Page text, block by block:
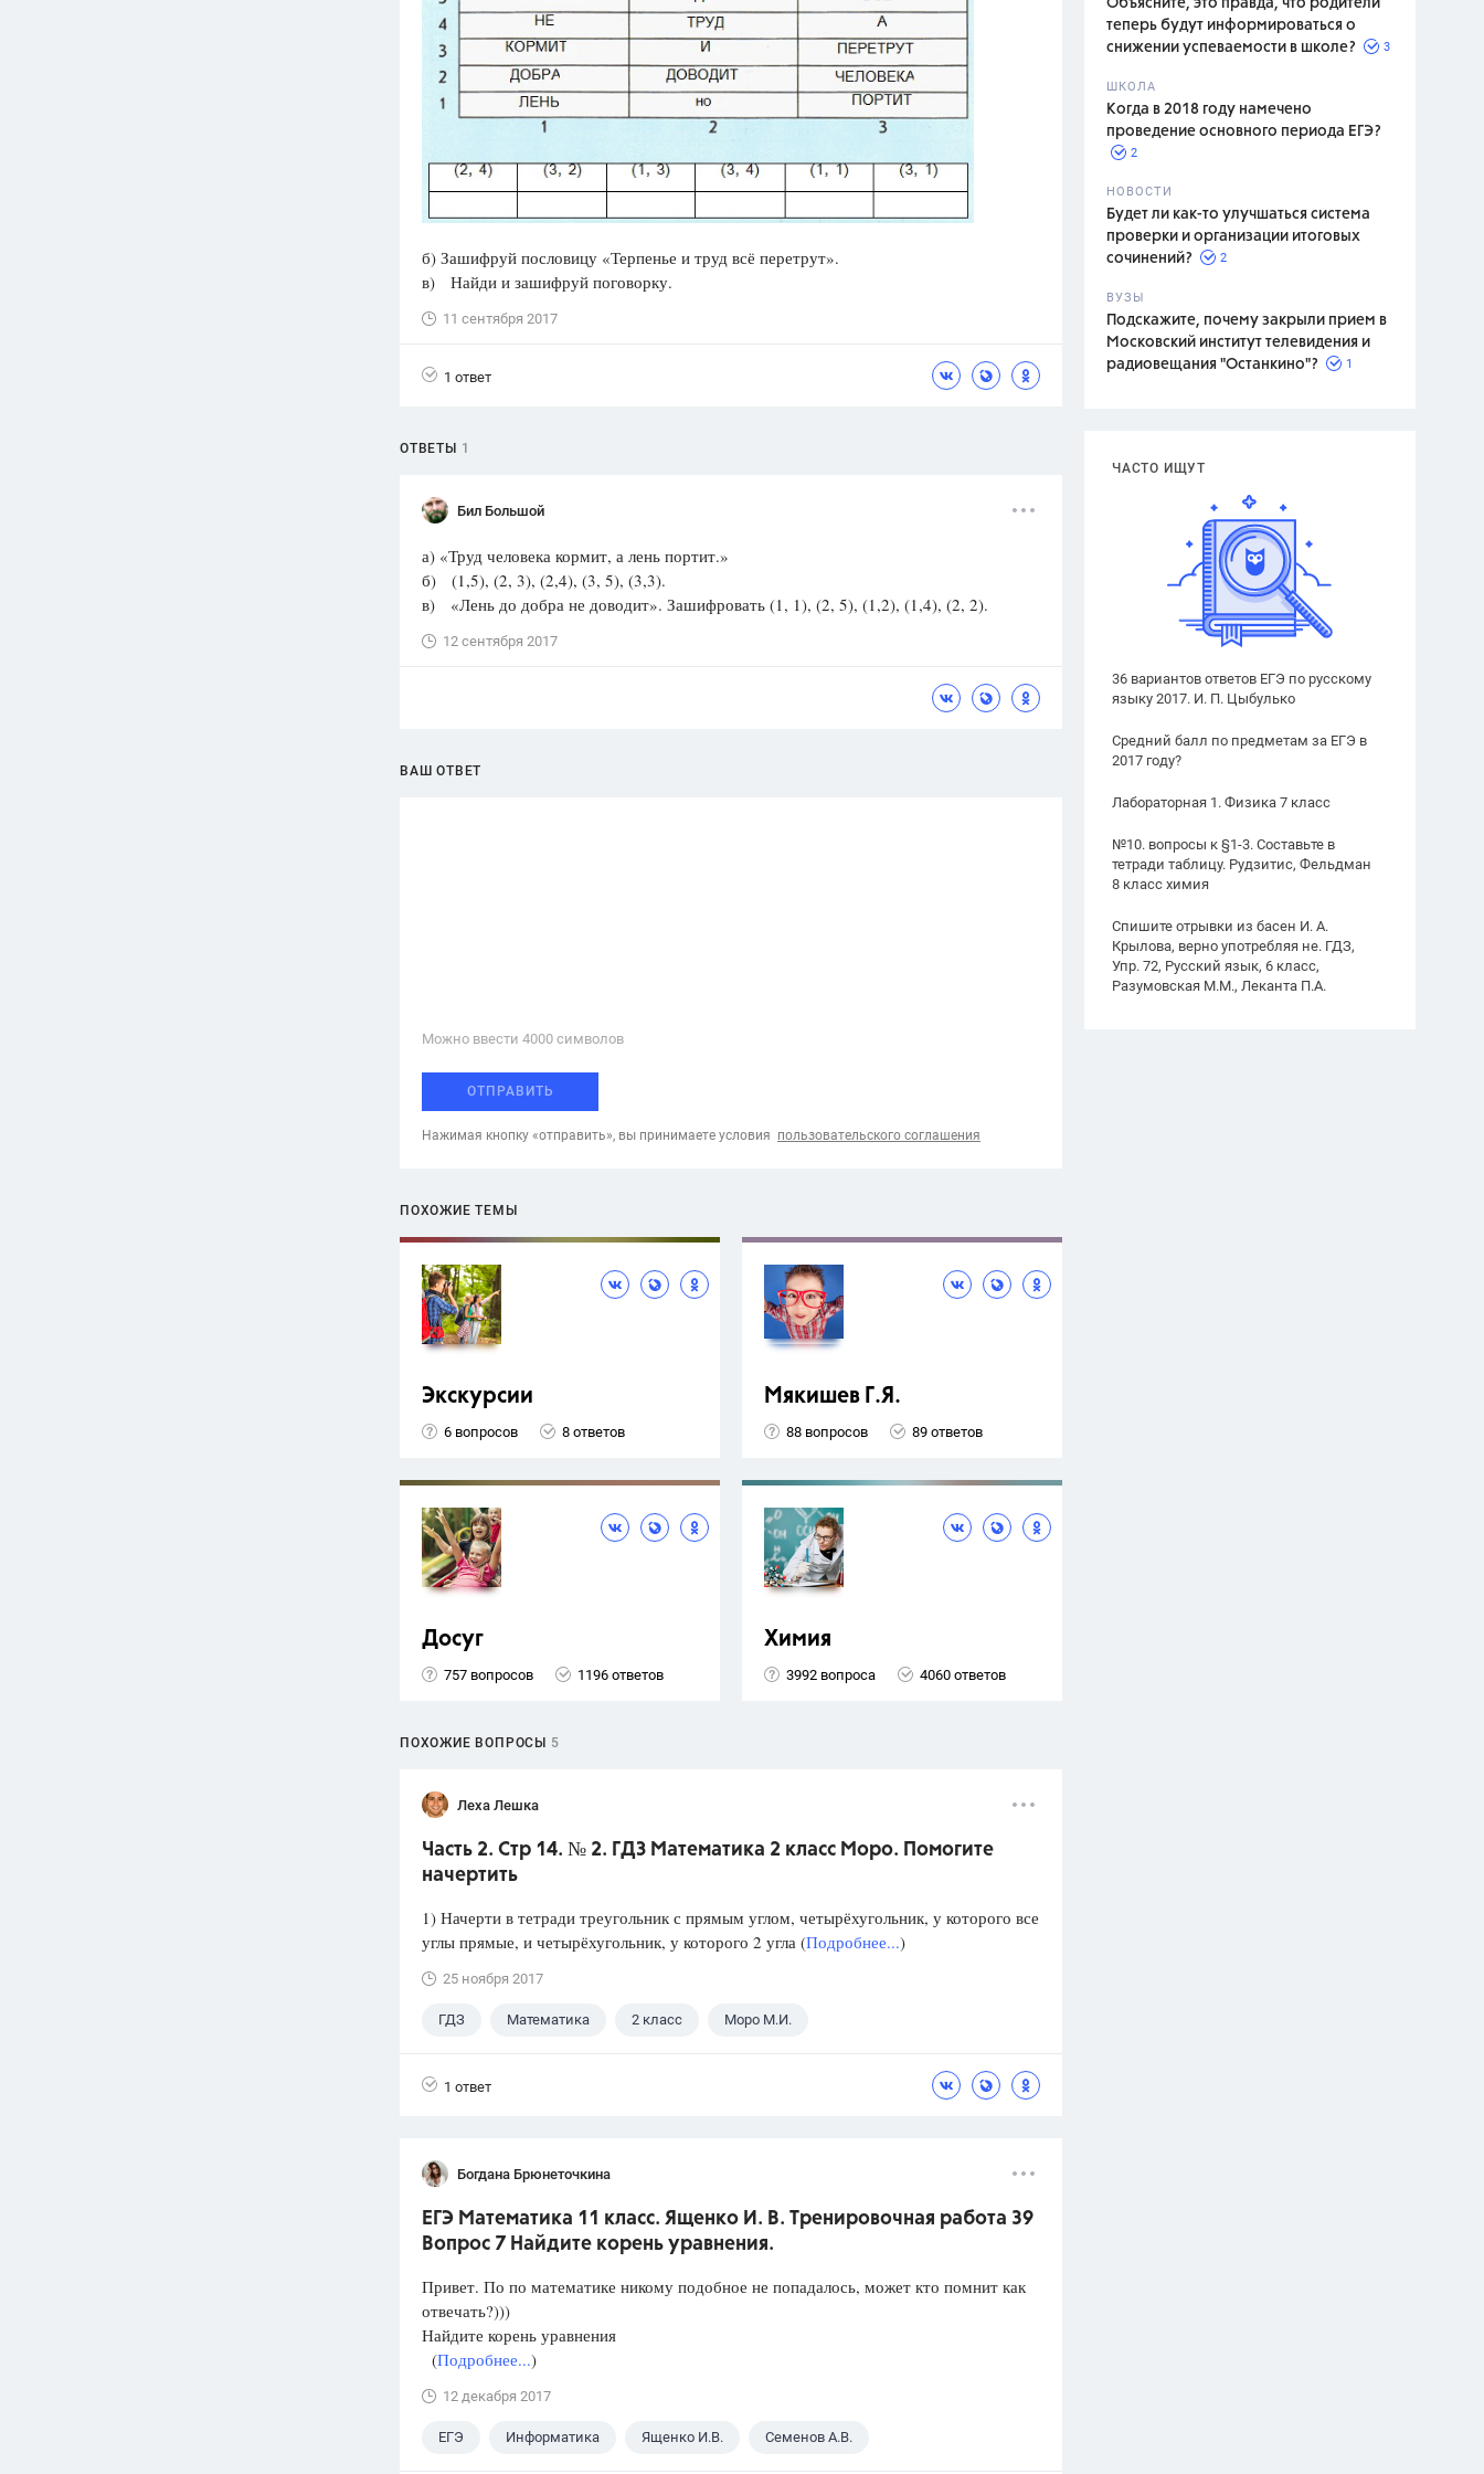
ответа
Олимпиады
Spotlight
ответ
ГИА
Психология
Отношения,
Любовь,Красота,
Объясните, это правда, что родители
теперь будут информироваться о
снижении успеваемости в школе?
3
ШКОЛА
Когда в 2018 году намечено
проведение основного периода ЕГЭ?
2
НОВОСТИ
Будет ли как-то улучшаться система
проверки и организации итоговых
сочинений?
2
ВУЗЫ
Подскажите, почему закрыли прием в
Московский институт телевидения и
радиовещания "Останкино"?
1
ЧАСТО ИЩУТ
36 вариантов ответов ЕГЭ по русскому
языку 2017. И. П. Цыбулько
Средний балл по предметам за ЕГЭ в
2017 году?
Лабораторная 1. Физика 7 класс
№10. вопросы к §1-3. Составьте в
тетради таблицу. Рудзитис, Фельдман
8 класс химия
Спишите отрывки из басен И. А.
Крылова, верно употребляя не. ГДЗ,
Упр. 72, Русский язык, 6 класс,
Разумовская М.М., Леканта П.А.
б) Зашифруй пословицу «Терпенье и труд всё перетрут».
в) Найди и зашифруй поговорку.
11 сентября 2017
1 ответ
ОТВЕТЫ 1
Бил Большой
а) «Труд человека кормит, а лень портит.»
б) (1,5), (2, 3), (2,4), (3, 5), (3,3).
в) «Лень до добра не доводит». Зашифровать (1, 1), (2, 5), (1,2), (1,4), (2, 2).
12 сентября 2017
ВАШ ОТВЕТ
Можно ввести 4000 cимволов
ОТПРАВИТЬ
Нажимая кнопку «отправить», вы принимаете условия пользовательского соглашения
ПОХОЖИЕ ТЕМЫ
Экскурсии
6 вопросов 8 ответов
Мякишев Г.Я.
88 вопросов 89 ответов
Досуг
757 вопросов 1196 ответов
Химия
3992 вопроса 4060 ответов
ПОХОЖИЕ ВОПРОСЫ 5
Леха Лешка
Часть 2. Стр 14. № 2. ГДЗ Математика 2 класс Моро. Помогите
начертить
1) Начерти в тетради треугольник с прямым углом, четырёхугольник, у которого все
углы прямые, и четырёхугольник, у которого 2 угла (Подробнее...)
25 ноября 2017
ГДЗ Математика 2 класс Моро М.И.
1 ответ
Богдана Брюнеточкина
ЕГЭ Математика 11 класс. Ященко И. В. Тренировочная работа 39
Вопрос 7 Найдите корень уравнения.
Привет. По по математике никому подобное не попадалось, может кто помнит как
отвечать?)))
Найдите корень уравнения
(Подробнее...)
12 декабря 2017
ЕГЭ Информатика Ященко И.В. Семенов А.В.